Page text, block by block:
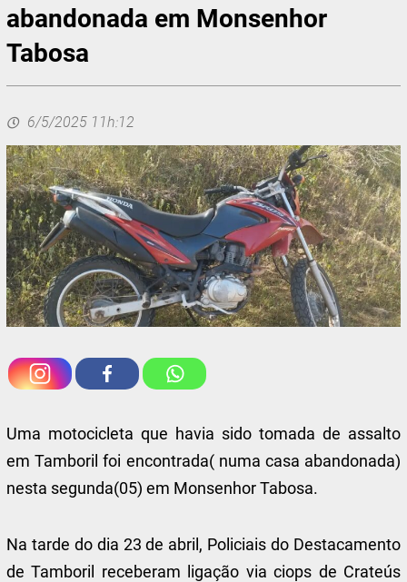
abandonada em Monsenhor
Tabosa
6/5/2025 11h:12
Uma motocicleta que havia sido tomada de assalto
em Tamboril foi encontrada( numa casa abandonada)
nesta segunda(05) em Monsenhor Tabosa.
Na tarde do dia 23 de abril, Policiais do Destacamento
de Tamboril receberam ligação via ciops de Crateús